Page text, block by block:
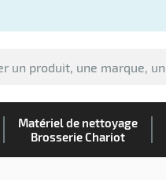
Matériel de nettoyage
Brosserie Chariot